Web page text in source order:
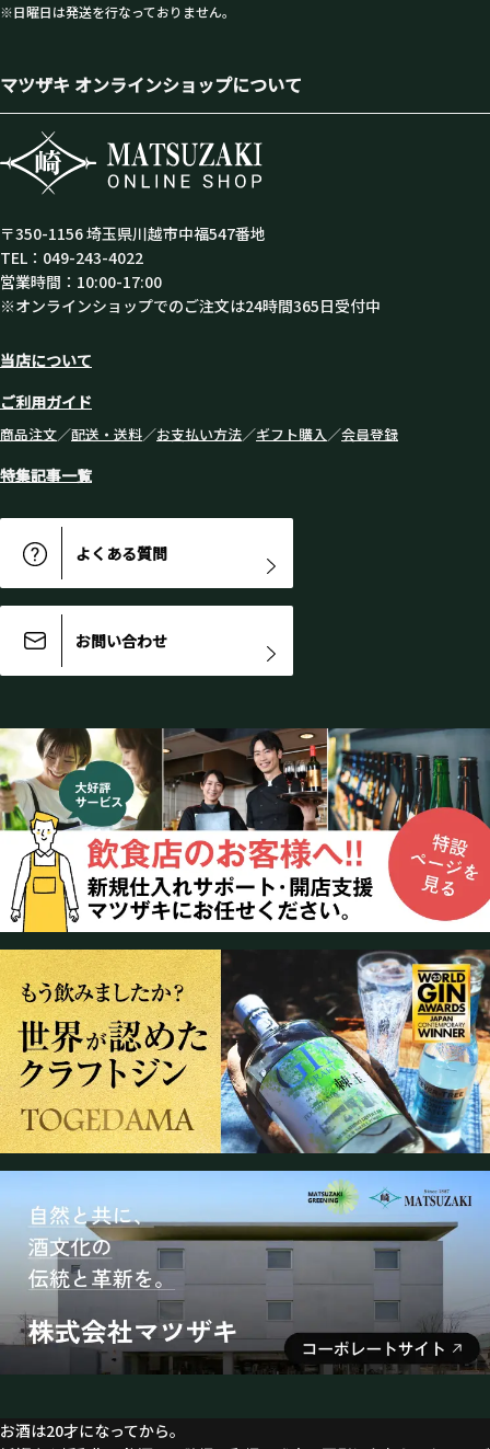
※日曜日は発送を行なっておりません。
マツザキ オンラインショップについて
〒350-1156 埼玉県川越市中福547番地
TEL：049-243-4022
営業時間：10:00-17:00
※オンラインショップでのご注文は24時間365日受付中
当店について
ご利用ガイド
商品注文／配送・送料／お支払い方法／ギフト購入／会員登録
特集記事一覧
よくある質問
お問い合わせ
お酒は20才になってから。